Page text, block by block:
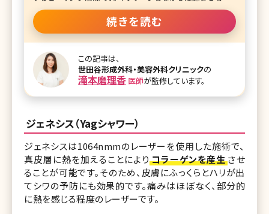
で、角化細胞の成長因子の活性化と、真皮刺激作用等により
線維芽細胞からのコラーゲン生成を促進します。
過酸化水素は繰り返し刺激を起こすことで組織修復作用を反
復させる効果があり、コウジ酸は炎症後色素沈着を防ぐ作用
があります。レーザー治療に抵抗のある方にもおすすめの施
術になります。マッサージピールは皮膚の剥離が少なく、刺激
感があまりなく赤みや皮むけなどが起こりにくいため、従来の
ピーリングと比べてダウンタイムが短く済み、施術後にメイク
マッサージピールは施術直後から効果を実感できる施術にな
る場合があります。 そのため1～3週間ごとに5回ほど施術感
覚が推奨されています。
続きを読む
この記事は、
世田谷形成外科・美容外科クリニックの
滝本磨理香 医師が監修しています。
ジェネシス（Yagシャワー）
ジェネシスは1064nmmのレーザーを使用した施術で、
真皮層に熱を加えることにより コラーゲンを産生させ
ることが可能です。そのため、皮膚にふっくらとハリが出
てシワの予防にも効果的です。痛みはほぼなく、部分的
に熱を感じる程度のレーザーです。